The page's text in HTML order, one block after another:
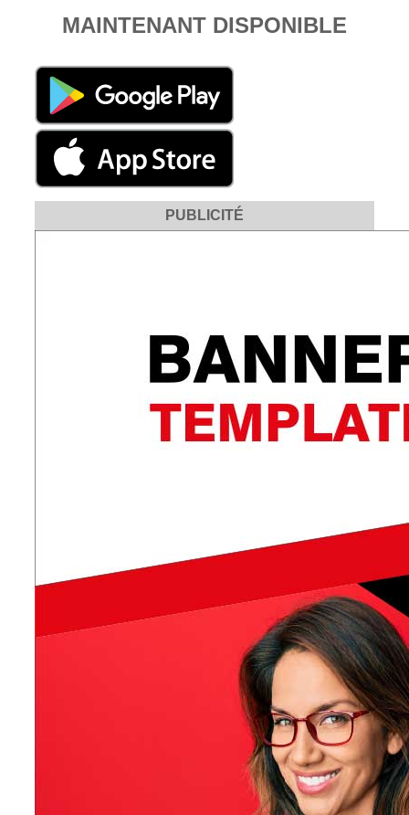
MAINTENANT DISPONIBLE
PUBLICITÉ